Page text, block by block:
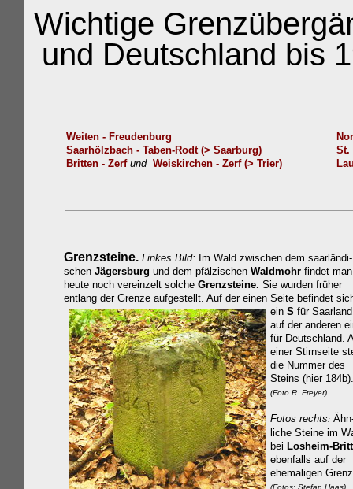
Wichtige
und Deutschland bis
Weiten - Freudenburg
Saarhölzbach - Taben-Rodt (> Saarburg)
Britten - Zerf und Weiskirchen - Zerf (> Trier)
St.
Grenzsteine. Linkes Bild: Im Wald zwischen dem saarländi-
schen Jägersburg und dem pfälzischen Waldmohr findet man
heute noch vereinzelt solche Grenzsteine. Sie wurden früher
entlang der Grenze aufgestellt. Auf der einen Seite befindet
ein S für
auf der anderen
für Deutschland.
einer Stirnseite
die Nummer des
Steins (hier 184b).
(Foto R. Freyer)
Fotos rechts:
liche Steine im
bei Losheim-
ebenfalls auf der
ehemaligen
(Fotos: Stefan Haas)